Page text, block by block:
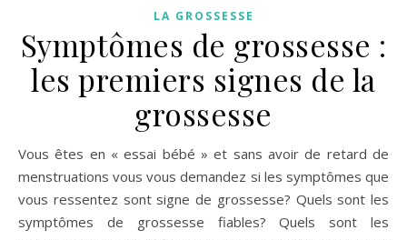
LA GROSSESSE
Symptômes de grossesse :
les premiers signes de la
grossesse
Vous êtes en « essai bébé » et sans avoir de retard de
menstruations vous vous demandez si les symptômes que
vous ressentez sont signe de grossesse? Quels sont les
symptômes de grossesse fiables? Quels sont les